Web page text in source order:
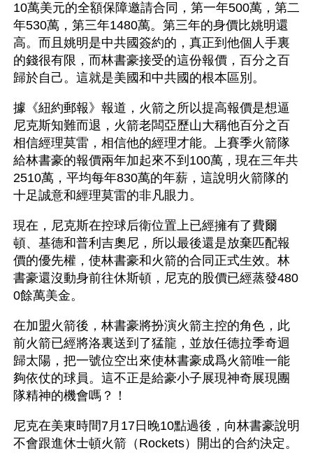
10萬美元的全額保障邀請合同，第一年500萬，第二
年530萬，第三年1480萬。第三年的身價比姚明還
高。而且姚明是中共國簽約的，真正到他個人手裏
的錢很有限，而林書豪接受的這份報價，百分之百
歸於自己。這就是美國和中共國的根本區別。
據《紐約郵報》報道，火箭之所以提高報價是想逼
尼克斯知難而退，火箭老闆亞歷山大稱他百分之百
相信經理莫雷，相信他的經理才能。上賽季火箭隊
給林書豪的報價兩年加起來不到100萬，現在三年共
2510萬，平均每年830萬的年薪，這說明火箭隊的
十足誠意和經理莫雷的非凡眼力。
現在，尼克斯在控球后衛位置上已經擁有了費爾
頓、基德和普利吉奧尼，所以最後還是放棄匹配報
價的優先權，使林書豪和火箭的合同正式生效。林
書豪還沒動身前往休斯頓，尼克的股價已經蒸發480
0餘萬美金。
在加盟火箭後，林書豪將扮演火箭主控的角色，此
前火箭已經將洛裏送到了猛龍，並放任德拉季奇迴
歸太陽，把一號位空出來使林書豪成爲火箭唯一能
夠依仗的球員。這不正是給豪小子展現神奇展現團
隊精神的機會嗎？！
尼克在美東時間7月17日晚10點過後，向林書豪說明
不會跟進休士頓火箭（Rockets）開出的合約決定。